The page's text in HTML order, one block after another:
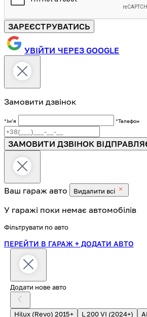
ЗАРЕЄСТРУВАТИСЬ
УВІЙТИ ЧЕРЕЗ GOOGLE
Замовити дзвінок
*Імʼя *Телефон
ЗАМОВИТИ ДЗВІНОК
Ваш гараж авто Видалити всі
У гаражі поки немає автомобілів
Фільтрувати по авто
ПЕРЕЙТИ В ГАРАЖ + ДОДАТИ АВТО
Додати нове авто
Hilux (Revo) 2015+ L 200 VI (2024+)